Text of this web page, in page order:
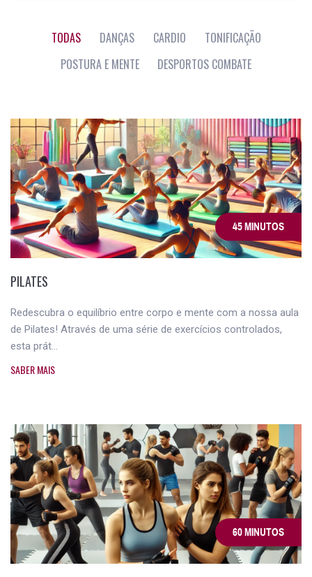
TODAS DANÇAS CARDIO
TONIFICAÇÃO
POSTURA E MENTE
DESPORTOS COMBATE
45 MINUTOS
PILATES
Redescubra o equilíbrio entre corpo e mente com a nossa aula
de Pilates! Através de uma série de exercícios controlados,
esta prát...
SABER MAIS
60 MINUTOS